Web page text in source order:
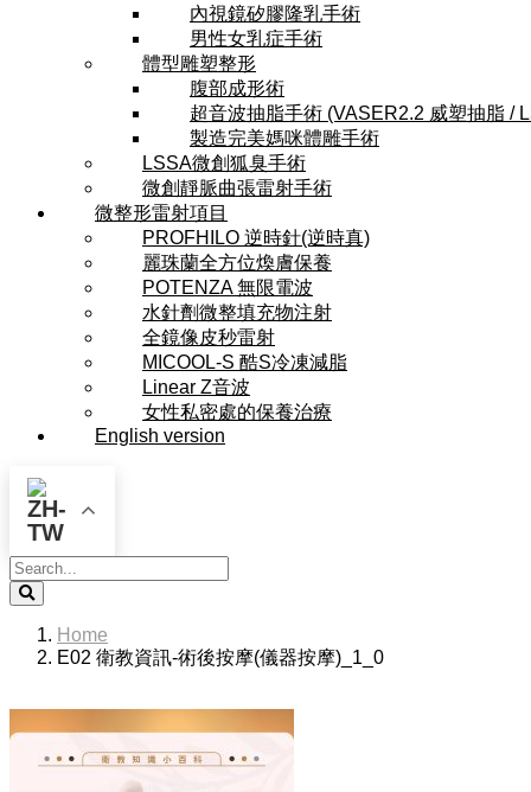
內視鏡矽膠隆乳手術
男性女乳症手術
體型雕塑整形
腹部成形術
超音波抽脂手術 (VASER2.2 威塑抽脂 /
製造完美媽咪體雕手術
LSSA微創狐臭手術
微創靜脈曲張雷射手術
微整形雷射項目
PROFHILO 逆時針(逆時真)
麗珠蘭全方位煥膚保養
POTENZA 無限電波
水針劑微整填充物注射
全鏡像皮秒雷射
MICOOL-S 酷S冷凍減脂
Linear Z音波
女性私密處的保養治療
English version
Search
Home
E02 衛教資訊-術後按摩(儀器按摩)_1_0